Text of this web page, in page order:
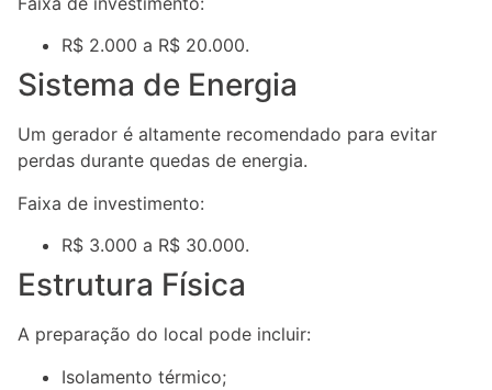
R$ 2.000 a R$ 20.000.
Sistema de Energia
Um gerador é altamente recomendado para evitar
perdas durante quedas de energia.
Faixa de investimento:
R$ 3.000 a R$ 30.000.
Estrutura Física
A preparação do local pode incluir:
Isolamento térmico;